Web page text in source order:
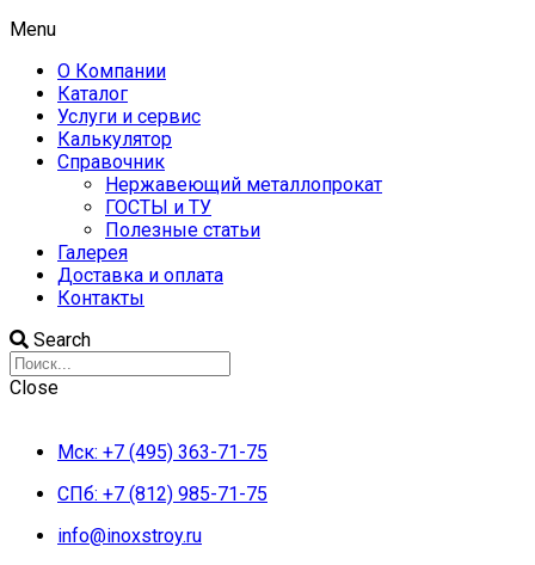
Menu
О Компании
Каталог
Услуги и сервис
Калькулятор
Справочник
Нержавеющий металлопрокат
ГОСТЫ и ТУ
Полезные статьи
Галерея
Доставка и оплата
Контакты
Search
Close
Мск: +7 (495) 363-71-75
СПб: +7 (812) 985-71-75
info@inoxstroy.ru